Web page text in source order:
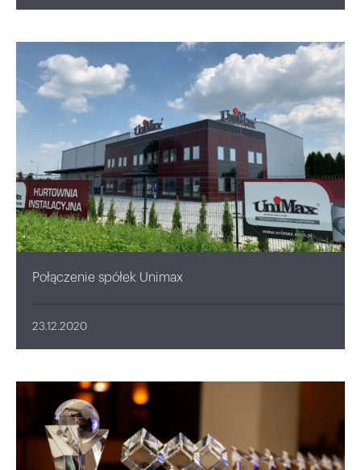
Połączenie spółek Unimax
23.12.2020